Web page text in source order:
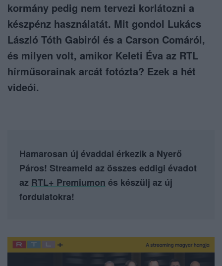
kormány pedig nem tervezi korlátozni a
készpénz használatát. Mit gondol Lukács
László Tóth Gabiról és a Carson Comáról,
és milyen volt, amikor Keleti Éva az RTL
hírműsorainak arcát fotózta? Ezek a hét
videói.
Hamarosan új évaddal érkezik a Nyerő
Páros! Streameld az összes eddigi évadot
az RTL+ Premiumon és készülj az új
fordulatokra!